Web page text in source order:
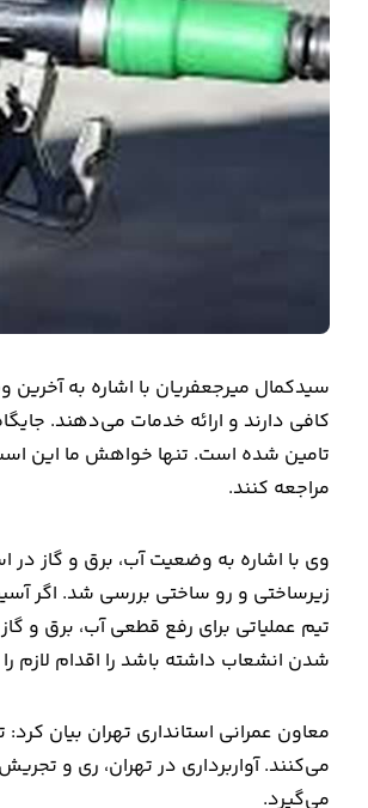
سیدکمال میرجعفریان با اشاره به
تامین شده است. تنها خواهش ما این
مراجعه کنند.
وی با اشاره به وضعیت آب، برق و گاز
تیم عملیاتی برای رفع قطعی آب، برق
شدن انشعاب داشته باشد را اقدام لازم
معاون عمرانی استانداری تهران بیان
می‌کنند. آواربرداری در تهران، ری و
می‌گیرد.